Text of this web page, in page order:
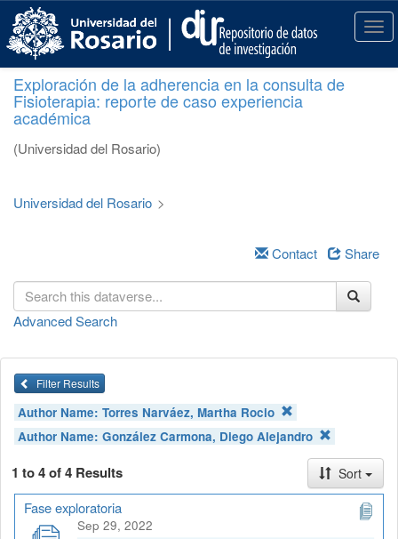
p
T
o
g
t
Exploración de la adherencia en la consulta de
Fisioterapia: reporte de caso experiencia
académica
(Universidad del Rosario)
Universidad del Rosario >
Contact Share
Advanced Search
Filter Results
Author Name:Torres Narváez, Martha Rocio
Author Name:González Carmona, Diego Alejandro
1 to 4 of 4 Results Sort
Fase exploratoria
Sep 29, 2022